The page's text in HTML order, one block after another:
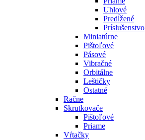
Uhlové
Predĺžené
Príslušenstvo
Miniatúrne
Pištoľové
Pásové
Vibračné
Orbitálne
Leštičky
Ostatné
Račne
Skrutkovače
Pištoľové
Priame
Vŕtačky